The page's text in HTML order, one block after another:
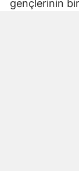
gençlerinin